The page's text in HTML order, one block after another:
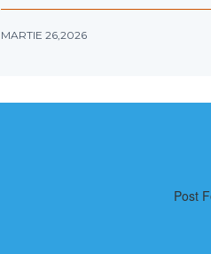
MARTIE 26,2026